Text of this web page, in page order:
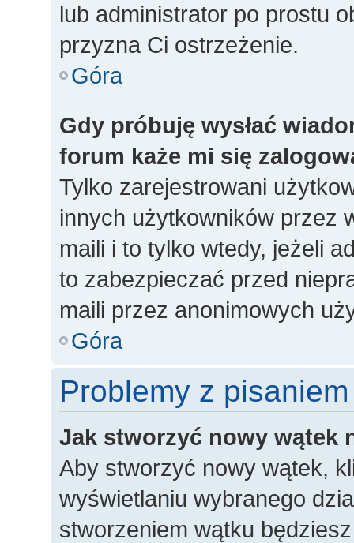
lub administrator po prostu
przyzna Ci ostrzeżenie.
Góra
Gdy próbuję wysłać
forum każe mi się
Tylko zarejestrowani
innych użytkowników przez
maili i to tylko wtedy, jeżeli
to zabezpieczać przed
maili przez anonimowych
Góra
Problemy z pisaniem
Jak stworzyć nowy wątek
Aby stworzyć nowy wątek,
wyświetlaniu wybranego
stworzeniem wątku